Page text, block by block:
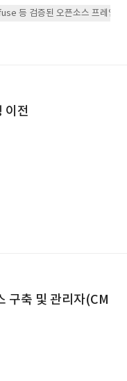
등 검증된 오픈소스 프레임워
이전
구축 및 관리자(CM